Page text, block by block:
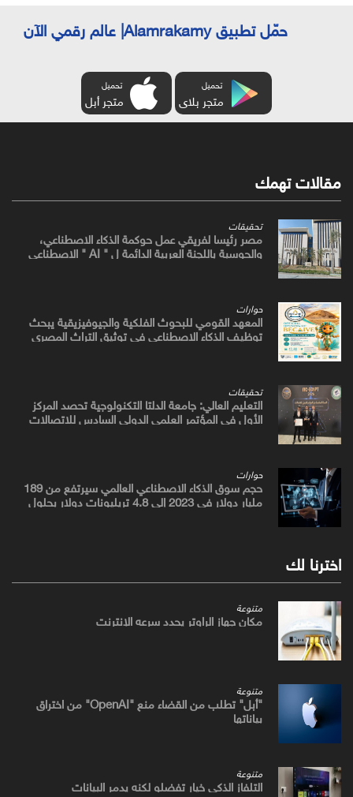
حمّل تطبيق Alamrakamy| عالم رقمي الآن
تحميل
متجر بلاى
تحميل
متجر أبل
مقالات تهمك
تحقيقات
مصر رئيسا لفريقي عمل حوكمة الذكاء الاصطناعي،
والحوسبة باللجنة العربية الدائمة ل " AI " الاصطناعي
حوارات
المعهد القومي للبحوث الفلكية والجيوفيزيقية يبحث
توظيف الذكاء الاصطناعي في توثيق التراث المصري
تحقيقات
التعليم العالي: جامعة الدلتا التكنولوجية تحصد المركز
الأول في المؤتمر العلمي الدولي السادس للاتصالات
حوارات
حجم سوق الذكاء الاصطناعي العالمي سيرتفع من 189
مليار دولار في 2023 إلى 4.8 تريليونات دولار بحلول
اخترنا لك
متنوعة
مكان جهاز الراوتر يحدد سرعه الإنترنت
متنوعة
"أبل" تطلب من القضاء منع "OpenAI" من اختراق
بياناتها
متنوعة
التلفاز الذكي خيار تفضلو لكنه يدمر البيانات